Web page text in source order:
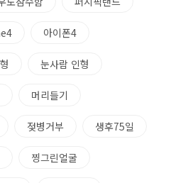
아이폰4
눈사람 인형
머리들기
젖병거부 생후75일
찡그린얼굴